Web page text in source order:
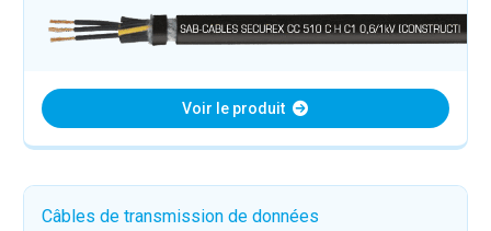
Voir le produit
Câbles de transmission de données